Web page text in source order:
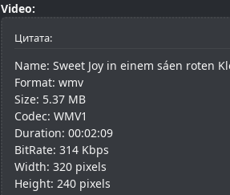
Video:
Цитата:
Name: Sweet Joy in einem sáen roten
Format: wmv
Size: 5.37 MB
Codec: WMV1
Duration: 00:02:09
BitRate: 314 Kbps
Width: 320 pixels
Height: 240 pixels